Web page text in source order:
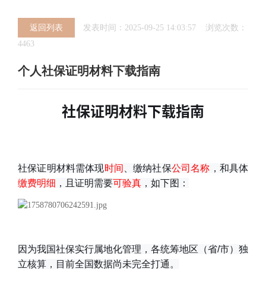
返回列表
发表时间：2025-09-25 14:03:57 浏览次数：
4463
个人社保证明材料下载指南
社保证明材料下载指南
社保证明材料需体现时间 、缴纳社保公司名称 ，和具体
缴费明细 ，且证明需要可验真 ，如下图：
因为我国社保实行属地化管理，各统筹地区（省/市）独
立核算，目前全国数据尚未完全打通。